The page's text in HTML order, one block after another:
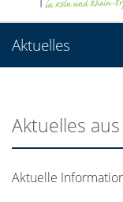
Aktuelles
Aktuelles
Aktuelle